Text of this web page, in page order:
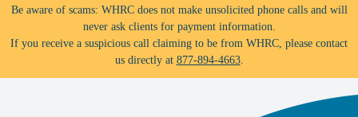
Чи загрожує викуп?Допомога доступна!Телефонуйте
абоmessage us.
Be aware of scams: WHRC does not make unsolicited phone calls and will
If you receive a suspicious call claiming to be from WHRC, please contact